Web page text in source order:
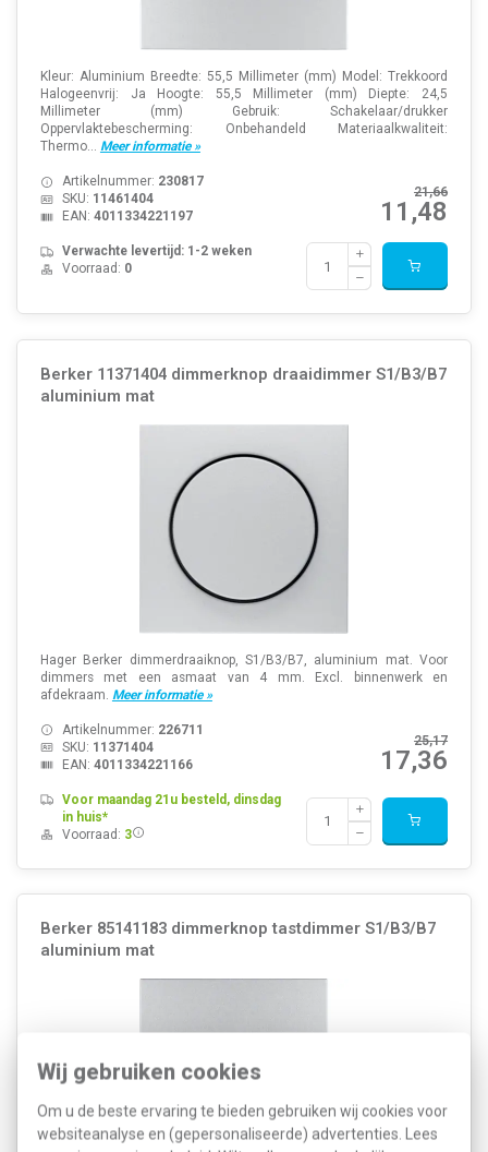
Wij gebruiken cookies
Om u de beste ervaring te bieden gebruiken wij cookies voor
websiteanalyse en (gepersonaliseerde) advertenties. Lees
Kleur: Aluminium Breedte: 55,5 Millimeter (mm) Model: Trekkoord
Halogeenvrij: Ja Hoogte: 55,5 Millimeter (mm) Diepte: 24,5
Millimeter (mm) Gebruik: Schakelaar/drukker
Oppervlaktebescherming: Onbehandeld Materiaalkwaliteit:
Thermo... Meer informatie »
21,66
11,48
Artikelnummer: 230817
SKU: 11461404
EAN: 4011334221197
Verwachte levertijd: 1-2 weken
Voorraad: 0
Berker 11371404 dimmerknop draaidimmer S1/B3/B7
aluminium mat
Hager Berker dimmerdraaiknop, S1/B3/B7, aluminium mat. Voor
dimmers met een asmaat van 4 mm. Excl. binnenwerk en
afdekraam. Meer informatie »
25,17
17,36
Artikelnummer: 226711
SKU: 11371404
EAN: 4011334221166
Voor maandag 21u besteld, dinsdag
in huis*
Voorraad: 3
Berker 85141183 dimmerknop tastdimmer S1/B3/B7
aluminium mat